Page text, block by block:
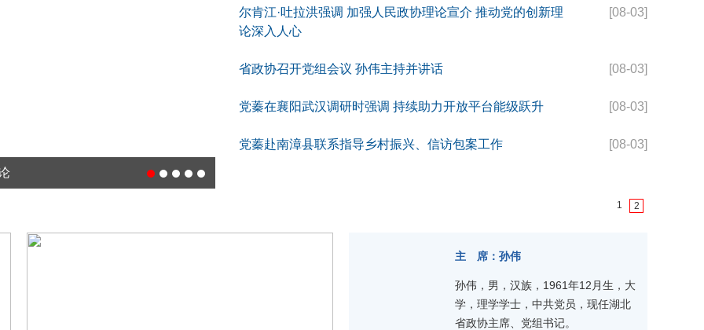
尔肯江·吐拉洪强调 加强人民政协理论宣介 推动党的创新理
论深入人心
[08-03]
省政协召开党组会议 孙伟主持并讲话 [08-03]
党蓁在襄阳武汉调研时强调 持续助力开放平台能级跃升 [08-03]
党蓁赴南漳县联系指导乡村振兴、信访包案工作 [08-03]
1 2
主 席：孙伟
孙伟，男，汉族，1961年12月生，大
学，理学学士，中共党员，现任湖北
省政协主席、党组书记。